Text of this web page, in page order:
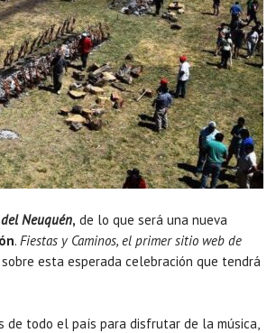
Neuquén, de lo que será una nueva
. Fiestas y Caminos, el primer sitio web de
esta esperada celebración que tendrá
de todo el país para disfrutar de la música,